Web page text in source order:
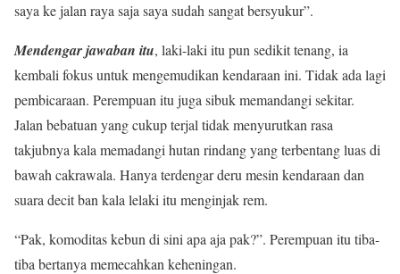
saya ke jalan raya saja saya sudah sangat bersyukur”.
Mendengar jawaban itu, laki-laki itu pun sedikit tenang, ia
kembali fokus untuk mengemudikan kendaraan ini. Tidak ada lagi
pembicaraan. Perempuan itu juga sibuk memandangi sekitar.
Jalan bebatuan yang cukup terjal tidak menyurutkan rasa
takjubnya kala memadangi hutan rindang yang terbentang luas di
bawah cakrawala. Hanya terdengar deru mesin kendaraan dan
suara decit ban kala lelaki itu menginjak rem.
“Pak, komoditas kebun di sini apa aja pak?”. Perempuan itu tiba-
tiba bertanya memecahkan keheningan.